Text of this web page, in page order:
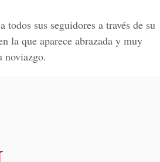
sus seguidores a través de su
la que aparece abrazada y muy
noviazgo.